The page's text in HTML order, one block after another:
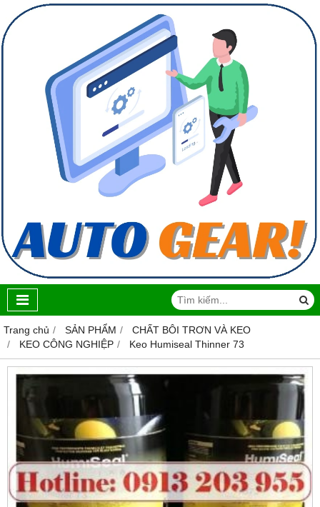
Trang chủ SẢN PHẨM
CHẤT BÔI TRƠN VÀ KEO
KEO CÔNG NGHIỆP
Keo Humiseal Thinner 73